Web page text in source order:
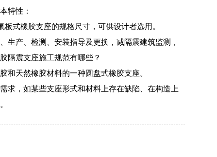
特性：
式橡胶支座的规格尺寸，可供设计者选用。
生产、检测、安装指导及更换，减隔震建筑监测，
隔震支座施工规范有哪些？
和天然橡胶材料的一种圆盘式橡胶支座。
求，如某些支座形式和材料上存在缺陷、在构造上